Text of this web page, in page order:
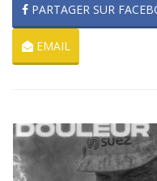
PARTAGER SUR
EMAIL